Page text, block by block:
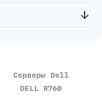
Серверы Dell
DELL R760